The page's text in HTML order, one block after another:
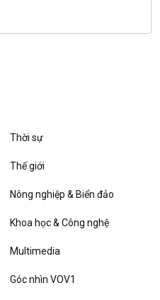
Thời sự
Thế giới
Nông nghiệp & Biển đảo
Khoa học & Công nghệ
Multimedia
Góc nhìn VOV1